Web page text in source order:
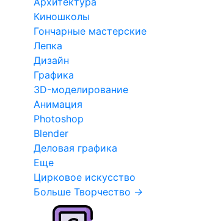
Киношколы
Гончарные мастерские
Лепка
Дизайн
Графика
3D-моделирование
Анимация
Photoshop
Blender
Деловая графика
Еще
Цирковое искусство
Больше Творчество →